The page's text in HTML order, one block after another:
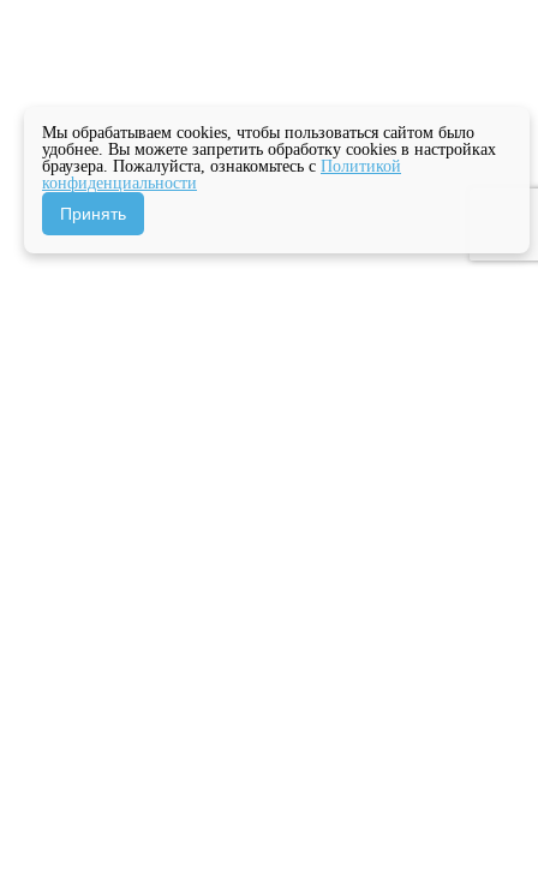
Мы обрабатываем cookies, чтобы пользоваться сайтом было
удобнее. Вы можете запретить обработку cookies в настройках
браузера. Пожалуйста, ознакомьтесь с Политикой
конфиденциальности
Принять